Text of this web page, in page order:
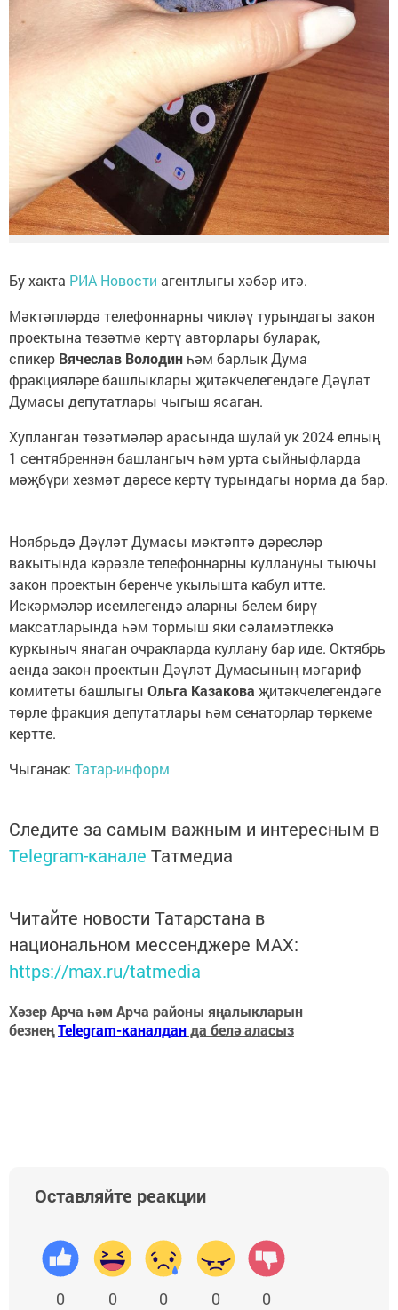
Бу хакта РИА Новости агентлыгы хәбәр итә.
Мәктәпләрдә телефоннарны чикләү турындагы закон
проектына төзәтмә кертү авторлары буларак,
спикер Вячеслав Володин һәм барлык Дума
фракцияләре башлыклары җитәкчелегендәге Дәүләт
Думасы депутатлары чыгыш ясаган.
Хупланган төзәтмәләр арасында шулай ук 2024 елның
1 сентябреннән башлангыч һәм урта сыйныфларда
мәҗбүри хезмәт дәресе кертү турындагы норма да бар.
Ноябрьдә Дәүләт Думасы мәктәптә дәресләр
вакытында кәрәзле телефоннарны куллануны тыючы
закон проектын беренче укылышта кабул итте.
Искәрмәләр исемлегендә аларны белем бирү
максатларында һәм тормыш яки сәламәтлеккә
куркыныч янаган очракларда куллану бар иде. Октябрь
аенда закон проектын Дәүләт Думасының мәгариф
комитеты башлыгы Ольга Казакова җитәкчелегендәге
төрле фракция депутатлары һәм сенаторлар төркеме
кертте.
Чыганак: Татар-информ
Следите за самым важным и интересным в
Telegram-канале Татмедиа
Читайте новости Татарстана в
национальном мессенджере MАХ:
https://max.ru/tatmedia
Хәзер Арча һәм Арча районы яңалыкларын
безнеңTelegram-каналданда белә аласыз
Оставляйте реакции
0 0 0 0 0